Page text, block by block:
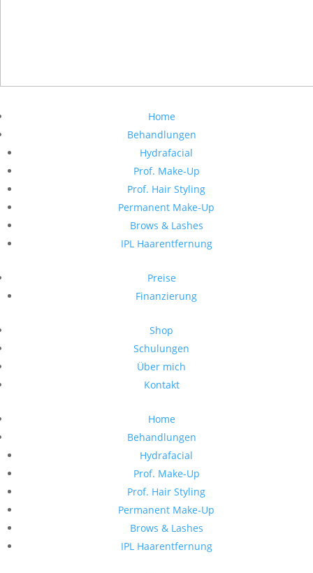
Home
Behandlungen
Hydrafacial
Prof. Make-Up
Prof. Hair Styling
Permanent Make-Up
Brows & Lashes
IPL Haarentfernung
Preise
Finanzierung
Shop
Schulungen
Über mich
Kontakt
Home
Behandlungen
Hydrafacial
Prof. Make-Up
Prof. Hair Styling
Permanent Make-Up
Brows & Lashes
IPL Haarentfernung